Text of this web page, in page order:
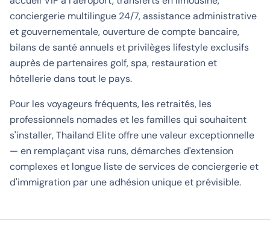
conciergerie multilingue 24/7, assistance administrative
et gouvernementale, ouverture de compte bancaire,
bilans de santé annuels et privilèges lifestyle exclusifs
auprès de partenaires golf, spa, restauration et
hôtellerie dans tout le pays.
Pour les voyageurs fréquents, les retraités, les
professionnels nomades et les familles qui souhaitent
s'installer, Thailand Elite offre une valeur exceptionnelle
— en remplaçant visa runs, démarches d'extension
complexes et longue liste de services de conciergerie et
d'immigration par une adhésion unique et prévisible.